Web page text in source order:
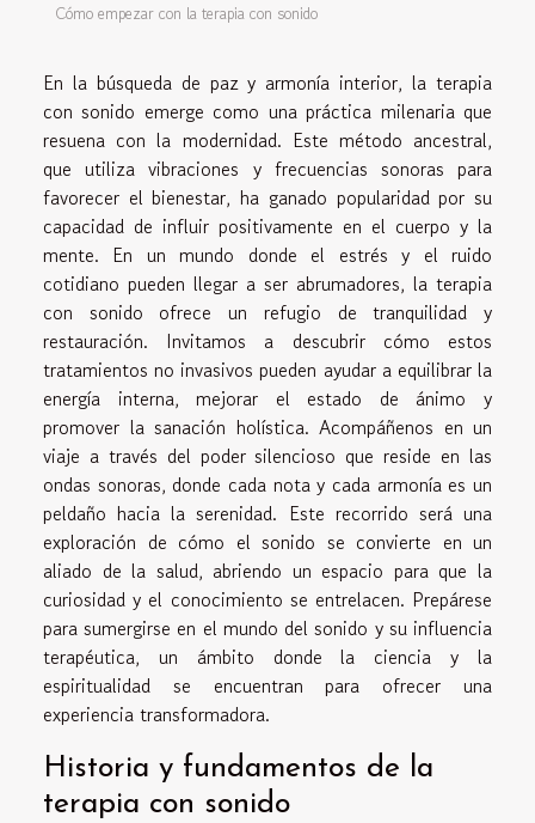
Cómo empezar con la terapia con sonido
En la búsqueda de paz y armonía interior, la terapia
con sonido emerge como una práctica milenaria que
resuena con la modernidad. Este método ancestral,
que utiliza vibraciones y frecuencias sonoras para
favorecer el bienestar, ha ganado popularidad por su
capacidad de influir positivamente en el cuerpo y la
mente. En un mundo donde el estrés y el ruido
cotidiano pueden llegar a ser abrumadores, la terapia
con sonido ofrece un refugio de tranquilidad y
restauración. Invitamos a descubrir cómo estos
tratamientos no invasivos pueden ayudar a equilibrar la
energía interna, mejorar el estado de ánimo y
promover la sanación holística. Acompáñenos en un
viaje a través del poder silencioso que reside en las
ondas sonoras, donde cada nota y cada armonía es un
peldaño hacia la serenidad. Este recorrido será una
exploración de cómo el sonido se convierte en un
aliado de la salud, abriendo un espacio para que la
curiosidad y el conocimiento se entrelacen. Prepárese
para sumergirse en el mundo del sonido y su influencia
terapéutica, un ámbito donde la ciencia y la
espiritualidad se encuentran para ofrecer una
experiencia transformadora.
Historia y fundamentos de la
terapia con sonido